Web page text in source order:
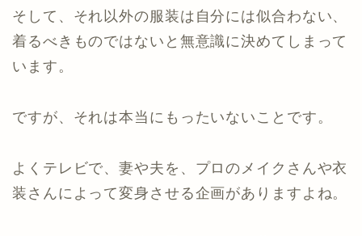
そして、それ以外の服装は自分には似合わない、
着るべきものではないと無意識に決めてしまって
います。
ですが、それは本当にもったいないことです。
よくテレビで、妻や夫を、プロのメイクさんや衣
装さんによって変身させる企画がありますよね。